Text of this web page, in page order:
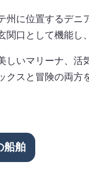
州に位置するデ
関口として機能し
しいマリーナ、
スと冒険の両方
船舶